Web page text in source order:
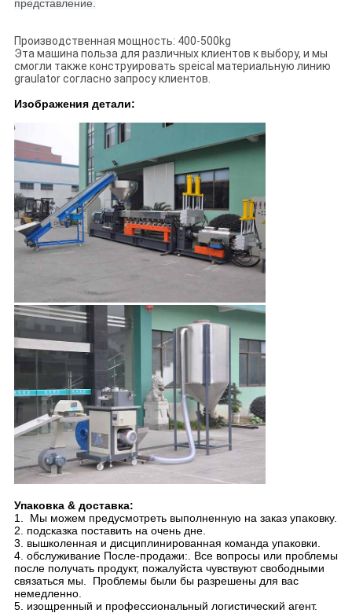
представление.
Производственная мощность: 400-500kg
Эта машина польза для различных клиентов к выбору, и мы
смогли также конструировать speical материальную линию
graulator согласно запросу клиентов.
Изображения детали:
Упаковка & доставка:
1. Мы можем предусмотреть выполненную на заказ упаковку.
2. подсказка поставить на очень дне.
3. вышколенная и дисциплинированная команда упаковки.
4. обслуживание После-продажи:. Все вопросы или проблемы
после получать продукт, пожалуйста чувствуют свободными
связаться мы. Проблемы были бы разрешены для вас
немедленно.
5. изощренный и профессиональный логистический агент.